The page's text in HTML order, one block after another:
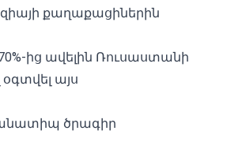
քաղաքացիներին
ից ավելին Ռուսաստանի
այս
ծրագիր